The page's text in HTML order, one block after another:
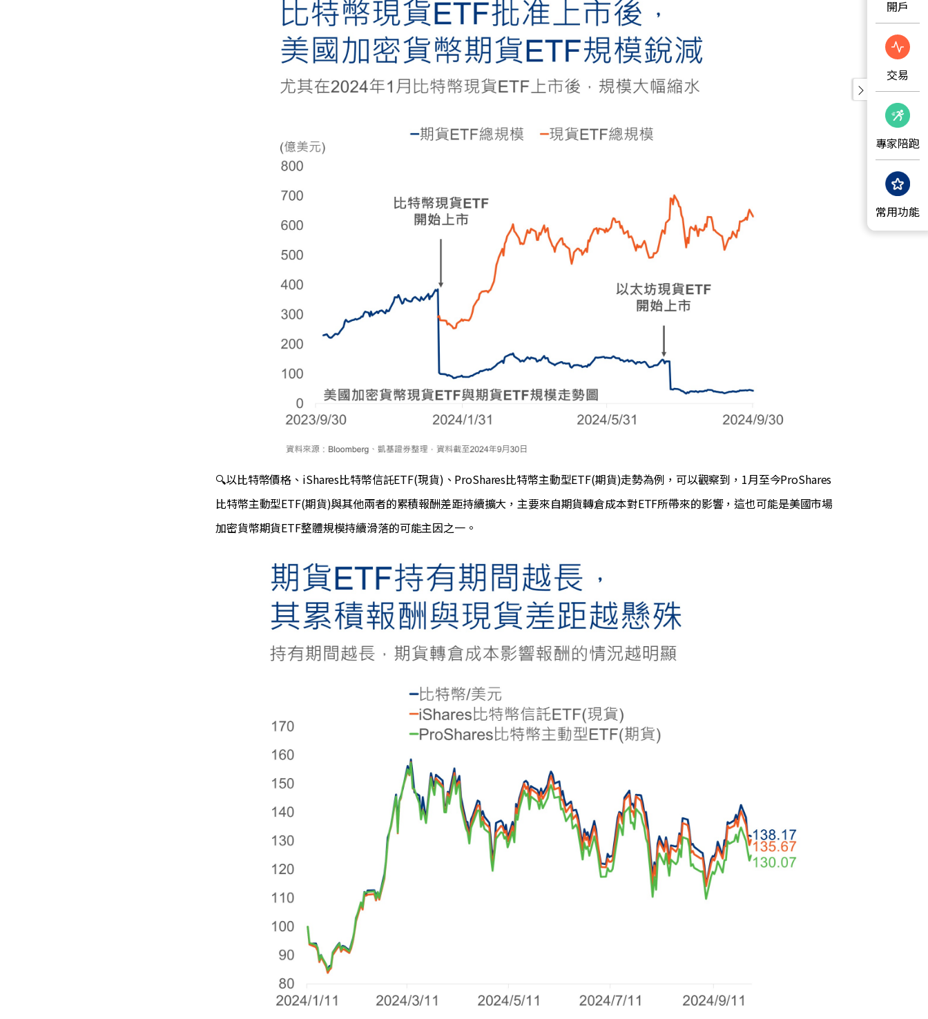
開戶
交易
專家陪跑
常用功能
🔍以比特幣價格、iShares比特幣信託ETF(現貨)、ProShares比特幣主動型ETF(期貨)走勢為例，可以觀察到，1月至今ProShares
比特幣主動型ETF(期貨)與其他兩者的累積報酬差距持續擴大，主要來自期貨轉倉成本對ETF所帶來的影響，這也可能是美國市場
加密貨幣期貨ETF整體規模持續滑落的可能主因之一。